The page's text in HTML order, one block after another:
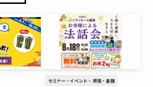
セミナー・イベント・資格・書籍